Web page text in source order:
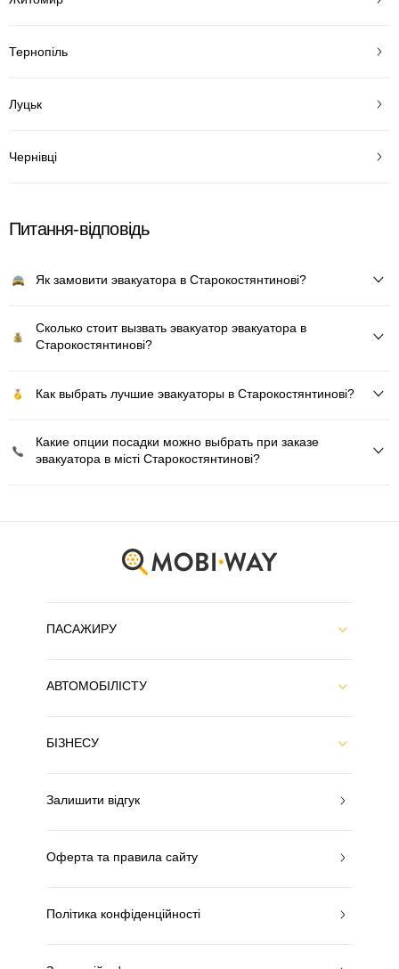
Тернопіль
Луцьк
Чернівці
Питання-відповідь
Як замовити эвакуатора в Старокостянтинові?
Сколько стоит вызвать эвакуатор эвакуатора в
Старокостянтинові?
Как выбрать лучшие эвакуаторы в Старокостянтинові?
Какие опции посадки можно выбрать при заказе
эвакуатора в місті Старокостянтинові?
ПАСАЖИРУ
АВТОМОБІЛІСТУ
БІЗНЕСУ
Залишити відгук
Оферта та правила сайту
Політика конфіденційності